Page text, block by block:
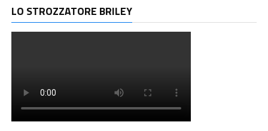
LO STROZZATORE BRILEY